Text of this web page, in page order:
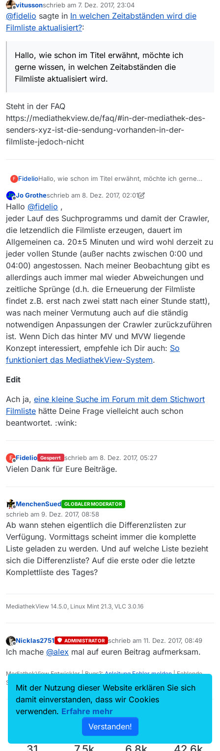
aktualisiert wird.
Offline
vitussonschrieb am 7. Dez. 2017, 23:04
zuletzt editiert von
@fidelio sagte in In welchen Zeitabständen wird die
Filmliste aktualisiert?:
Hallo, wie schon im Titel erwähnt, möchte ich
gerne wissen, in welchen Zeitabständen die
Filmliste aktualisiert wird.
Steht in der FAQ
https://mediathekview.de/faq/#in-der-mediathek-des-
senders-xyz-ist-die-sendung-vorhanden-in-der-
filmliste-jedoch-nicht
F FidelioHallo, wie schon im Titel erwähnt, möchte ich gerne
aktualisiert wird.
Offline
Jo Grotheschrieb am 8. Dez. 2017, 02:01
zuletzt editiert von Jo Grothe 12. Aug. 2017, 04:41
Hallo @fidelio ,
jeder Lauf des Suchprogramms und damit der Crawler,
die letzendlich die Filmliste erzeugen, dauert im
Allgemeinen ca. 20±5 Minuten und wird wohl derzeit zu
jeder vollen Stunde (außer nachts zwischen 0:00 und
04:00) angestossen. Nach meiner Beobachtung gibt es
allerdings auch immer mal wieder Abweichungen und
zeitliche Sprünge (d.h. die Erneuerung der Filmliste
findet z.B. erst nach zwei statt nach einer Stunde statt),
was nach meiner Vermutung auch auf die ständig
notwendigen Anpassungen der Crawler zurückzuführen
ist. Wenn Dich das hinter MV und MVW liegende
Konzept interessiert, empfehle ich Dir auch: So
funktioniert das MediathekView-System.
Edit
Ach ja, eine kleine Suche im Forum mit dem Stichwort
Filmliste hätte Deine Frage vielleicht auch schon
beantwortet. :wink:
F
Offline
Fidelio Gesperrt schrieb am 8. Dez. 2017, 05:27
zuletzt editiert von
Vielen Dank für Eure Beiträge.
Offline
MenchenSued GLOBALER MODERATOR
schrieb am 9. Dez. 2017, 08:58
zuletzt editiert von
Ab wann stehen eigentlich die Differenzlisten zur
Verfügung. Vormittags scheint immer die komplette
Liste geladen zu werden. Und auf welche Liste bezieht
sich die Differenzliste? Auf die erste oder die letzte
Komplettliste des Tages?
MediathekView 14.5.0, Linux Mint 21.3, VLC 3.0.16
Nicklas2751 ADMINISTRATOR schrieb am 11. Dez. 2017, 08:49
zuletzt editiert von
Ich mache @alex mal auf euren Beitrag aufmerksam.
MediathekView Entwickler | Bugs?:Anleitung Fehler melden| Fehlende
Sendungen?:
Mit der Nutzung dieser Website erklären Sie sich
damit einverstanden, dass wir Cookies
verwenden. Erfahre mehr
Verstanden!